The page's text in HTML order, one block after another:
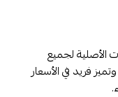
الأصلية لجميع
فريد في الأسعار